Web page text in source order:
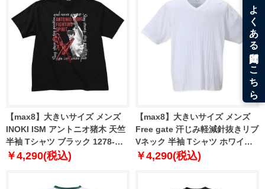
【max8】大きいサイズ メンズ
INOKI ISM アントニオ猪木 天竺
半袖 Tシャツ ブラック 1278-
5543-2 3L 4L 5L 6L 8L
￥4,290(税込)
【max8】大きいサイズ メンズ
Free gate 汗じみ軽減針抜きリブ
Vネック 半袖 Tシャツ ホワイト
1258-2250-1 3L 4L 5L 6L 8L
￥4,290(税込)